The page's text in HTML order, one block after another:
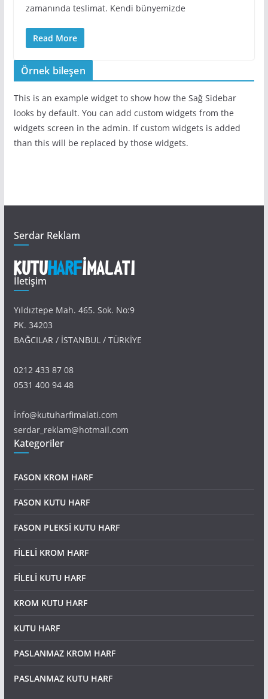
zamanında teslimat. Kendi bünyemizde
Read More
Örnek bileşen
This is an example widget to show how the Sağ Sidebar
looks by default. You can add custom widgets from the
widgets screen in the admin. If custom widgets is added
than this will be replaced by those widgets.
Serdar Reklam
İletişim
Yıldıztepe Mah. 465. Sok. No:9
PK. 34203
BAĞCILAR / İSTANBUL / TÜRKİYE
0212 433 87 08
0531 400 94 48
İnfo@kutuharfimalati.com
serdar_reklam@hotmail.com
Kategoriler
FASON KROM HARF
FASON KUTU HARF
FASON PLEKSİ KUTU HARF
FİLELİ KROM HARF
FİLELİ KUTU HARF
KROM KUTU HARF
KUTU HARF
PASLANMAZ KROM HARF
PASLANMAZ KUTU HARF